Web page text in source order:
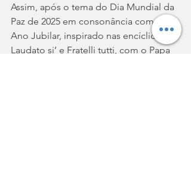
Assim, após o tema do Dia Mundial da
Paz de 2025 em consonância com o
Ano Jubilar, inspirado nas encíclicas
Laudato si’ e Fratelli tutti, com o Papa